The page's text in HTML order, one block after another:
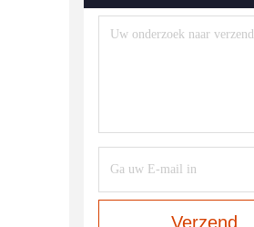
Verzend